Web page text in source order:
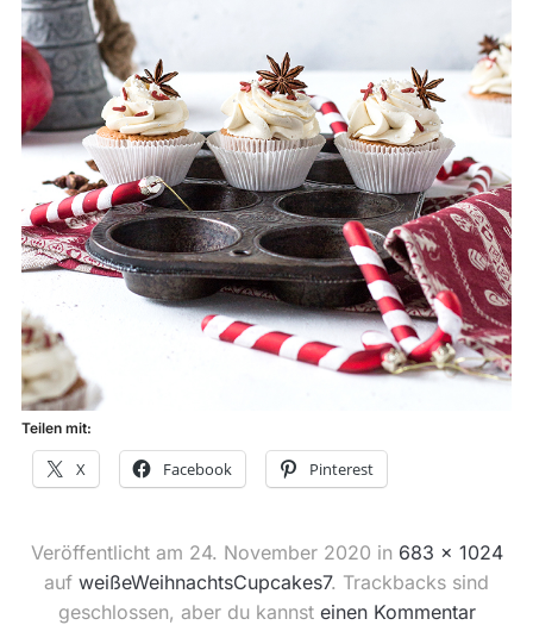
Teilen mit:
X Facebook Pinterest
Veröffentlicht am 24. November 2020 in 683 × 1024
auf weißeWeihnachtsCupcakes7. Trackbacks sind
geschlossen, aber du kannst einen Kommentar